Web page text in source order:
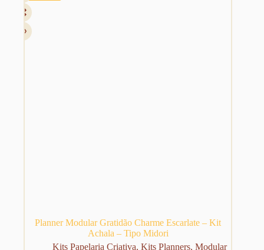
Planner Modular Gratidão Charme Escarlate – Kit
Achala – Tipo Midori
Kits Papelaria Criativa,Kits Planners,Modular